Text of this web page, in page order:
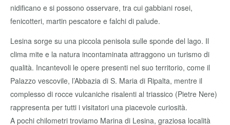
nidificano e si possono osservare, tra cui gabbiani rosei,
fenicotteri, martin pescatore e falchi di palude.
Lesina sorge su una piccola penisola sulle sponde del lago. Il
clima mite e la natura incontaminata attraggono un turismo di
qualità. Incantevoli le opere presenti nel suo territorio, come il
Palazzo vescovile, l’Abbazia di S. Maria di Ripalta, mentre il
complesso di rocce vulcaniche risalenti al triassico (Pietre Nere)
rappresenta per tutti i visitatori una piacevole curiosità.
A pochi chilometri troviamo Marina di Lesina, graziosa località